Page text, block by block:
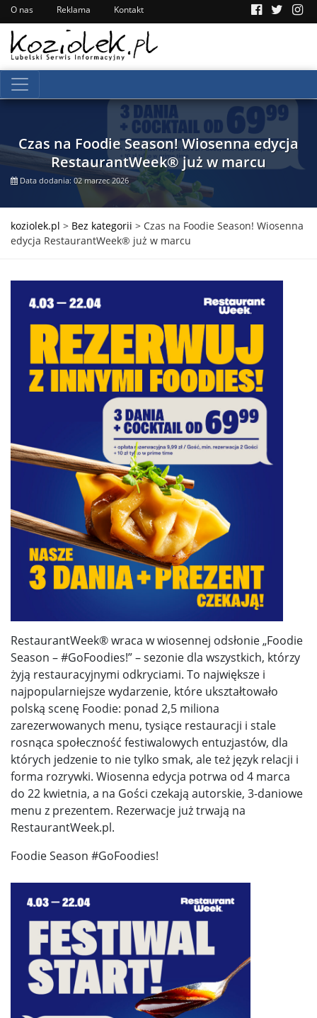
O nas Reklama Kontakt
Czas na Foodie Season! Wiosenna edycja
RestaurantWeek® już w marcu
Data dodania: 02 marzec 2026
koziolek.pl > Bez kategorii > Czas na Foodie Season! Wiosenna
edycja RestaurantWeek® już w marcu
RestaurantWeek® wraca w wiosennej odsłonie „Foodie
Season – #GoFoodies!” – sezonie dla wszystkich, którzy
żyją restauracyjnymi odkryciami. To największe i
najpopularniejsze wydarzenie, które ukształtowało
polską scenę Foodie: ponad 2,5 miliona
zarezerwowanych menu, tysiące restauracji i stale
rosnąca społeczność festiwalowych entuzjastów, dla
których jedzenie to nie tylko smak, ale też język relacji i
forma rozrywki. Wiosenna edycja potrwa od 4 marca
do 22 kwietnia, a na Gości czekają autorskie, 3-daniowe
menu z prezentem. Rezerwacje już trwają na
RestaurantWeek.pl.
Foodie Season #GoFoodies!